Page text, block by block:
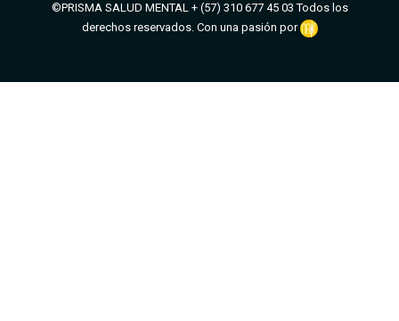
©PRISMA SALUD MENTAL + (57) 310 677 45 03 Todos los
derechos reservados. Con una pasión por